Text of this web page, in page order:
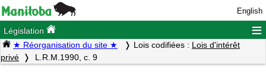
English
Législation ≡
★ Réorganisation du site ★ Lois codifiées : Lois d'intérêt
privé
L.R.M.1990, c. 9